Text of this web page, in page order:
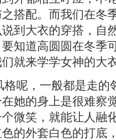
搭配。而我们在冬
到大衣的穿搭，自
知道高圆圆在冬季
就来学学女神的大
格呢，一般都是走的
她的身上是很难察
微笑，就能让人融
的外套白色的打底